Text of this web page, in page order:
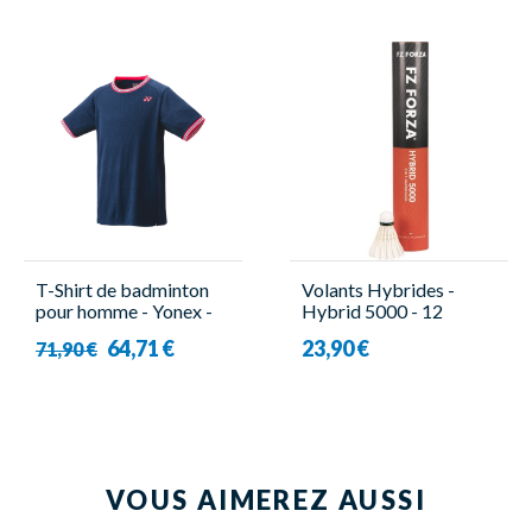
T-Shirt de badminton
pour homme - Yonex -
71,90 € 64,71 €
Volants Hybrides -
Hybrid 5000 - 12
23,90 €
VOUS AIMEREZ AUSSI